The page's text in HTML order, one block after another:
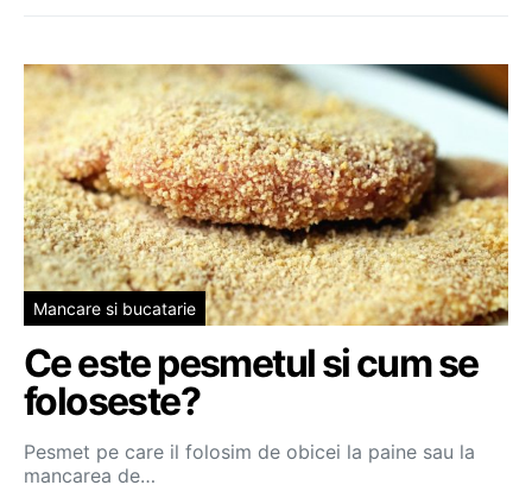
Mancare si bucatarie
Ce este pesmetul si cum se
foloseste?
Pesmet pe care il folosim de obicei la paine sau la
mancarea de…